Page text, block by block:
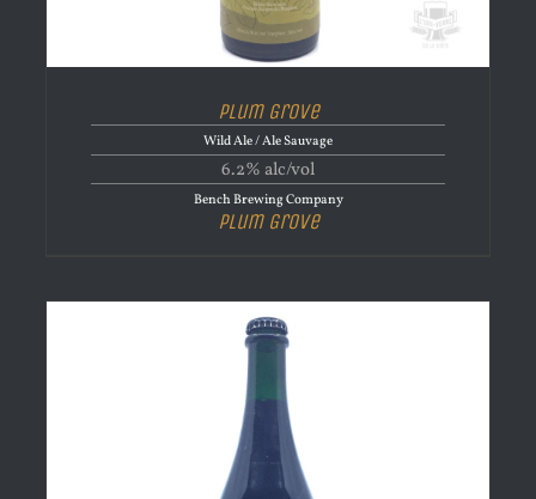
Plum Grove
Wild Ale / Ale Sauvage
6.2% alc/vol
Bench Brewing Company
Plum Grove